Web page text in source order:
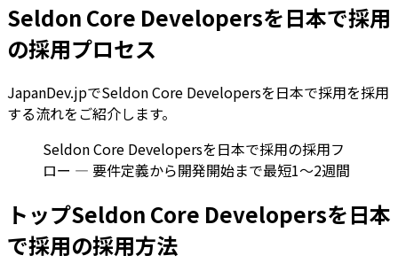
Seldon Core Developersを日本で採用
の採用プロセス
JapanDev.jpでSeldon Core Developersを日本で採用を採用
する流れをご紹介します。
Seldon Core Developersを日本で採用の採用フ
ロー — 要件定義から開発開始まで最短1〜2週間
トップSeldon Core Developersを日本
で採用の採用方法